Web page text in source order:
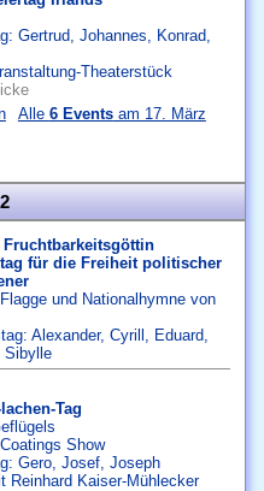
Gertrud Johannes Konrad
Theaterstück
Alle 6 Eventsam 17. März
Fruchtbarkeitsgöttin
für die Freiheit politischer
und Nationalhymne von
Alexander, Cyrill Eduard
Sibylle
Tag
Show
Gero, Josef, Joseph
Reinhard Kaiser-Mühlecker